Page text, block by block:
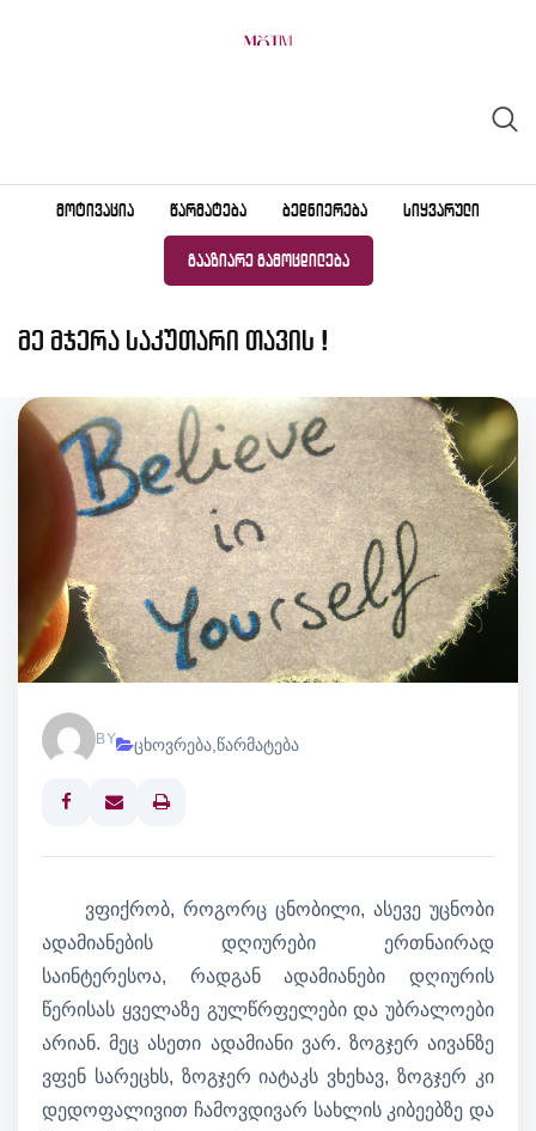
ᲛᲝᲢᲘᲕᲐᲪᲘᲐ ᲬᲐᲠᲛᲐᲢᲔᲑᲐ ᲑᲔᲓᲜᲘᲔᲠᲔᲑᲐ ᲡᲘᲧᲕᲐᲠᲣᲚᲘ
ᲒᲐᲐᲖᲘᲐᲠᲔ ᲒᲐᲛᲝᲪᲓᲘᲚᲔᲑᲐ
მე მჯერა საკუთარი თავის !
BY ცხოვრება,წარმატება
Print
ვფიქრობ, როგორც ცნობილი, ასევე უცნობი
ადამიანების დღიურები ერთნაირად
საინტერესოა, რადგან ადამიანები დღიურის
წერისას ყველაზე გულწრფელები და უბრალოები
არიან. მეც ასეთი ადამიანი ვარ. ზოგჯერ აივანზე
ვფენ სარეცხს, ზოგჯერ იატაკს ვხეხავ, ზოგჯერ კი
დედოფალივით ჩამოვდივარ სახლის კიბეებზე და